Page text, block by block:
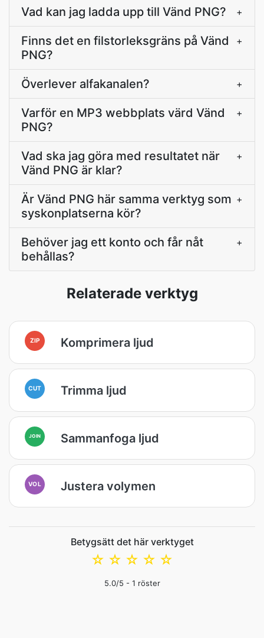
Vad kan jag ladda upp till Vänd PNG? +
Finns det en filstorleksgräns på Vänd
PNG?
+
Överlever alfakanalen? +
Varför en MP3 webbplats värd Vänd
PNG?
+
Vad ska jag göra med resultatet när
Vänd PNG är klar?
+
Är Vänd PNG här samma verktyg som
syskonplatserna kör?
+
Behöver jag ett konto och får nåt
behållas?
+
Relaterade verktyg
ZIP Komprimera ljud
CUT Trimma ljud
JOIN Sammanfoga ljud
VOL Justera volymen
Betygsätt det här verktyget
☆
☆
☆
☆
☆
5.0/5 - 1 röster